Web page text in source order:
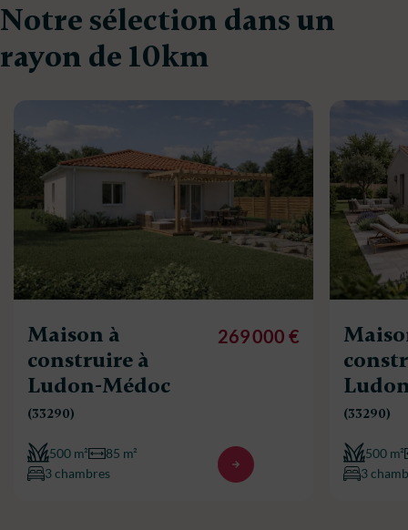
Notre sélection dans un
rayon de 10km
Maison à
construire à
Ludon-Médoc
(33290)
500 m²
85 m²
3 chambres
269 000 €
(33290)
500 m²
3